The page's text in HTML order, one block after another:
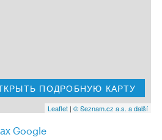
ПОДРОБНУЮ КАРТУ
Leaflet | © Seznam.cz a.s. a další
Google